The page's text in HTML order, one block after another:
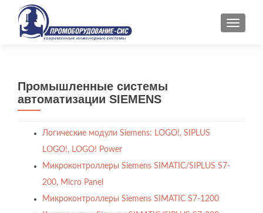
Промышленные системы
автоматизации SIEMENS
Логические модули Siemens: LOGO!, SIPLUS
LOGO!, LOGO! Power
Микроконтроллеры Siemens SIMATIC/SIPLUS S7-
200, Micro Panel
Микроконтроллеры Siemens SIMATIC S7-1200